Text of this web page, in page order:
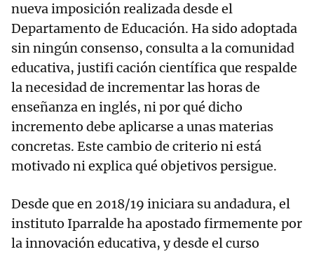
nueva imposición realizada desde el
Departamento de Educación. Ha sido adoptada
sin ningún consenso, consulta a la comunidad
educativa, justifi cación científica que respalde
la necesidad de incrementar las horas de
enseñanza en inglés, ni por qué dicho
incremento debe aplicarse a unas materias
concretas. Este cambio de criterio ni está
motivado ni explica qué objetivos persigue.
Desde que en 2018/19 iniciara su andadura, el
instituto Iparralde ha apostado firmemente por
la innovación educativa, y desde el curso